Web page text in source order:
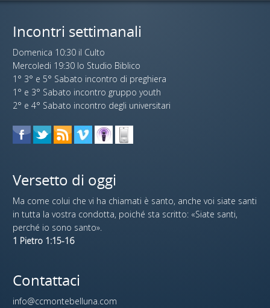
Incontri settimanali
Domenica 10:30 il Culto
Mercoledi 19:30 lo Studio Biblico
1° 3° e 5° Sabato incontro di preghiera
1° e 3° Sabato incontro gruppo youth
2° e 4° Sabato incontro degli universitari
Versetto di oggi
Ma come colui che vi ha chiamati è santo, anche voi siate santi
in tutta la vostra condotta, poiché sta scritto: «Siate santi,
perché io sono santo».
1 Pietro 1:15-16
Contattaci
info@ccmontebelluna.com